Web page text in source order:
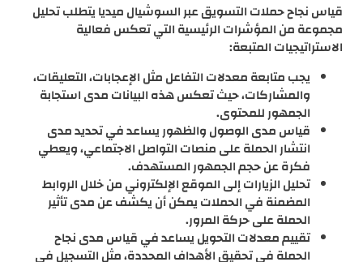
قياس نجاح حملات التسويق عبر السوشيال ميديا يتطلب تحليل
مجموعة من المؤشرات الرئيسية التي تعكس فعالية
الاستراتيجيات المتبعة:
يجب متابعة معدلات التفاعل مثل الإعجابات، التعليقات،
والمشاركات، حيث تعكس هذه البيانات مدى استجابة
الجمهور للمحتوى.
قياس مدى الوصول والظهور يساعد في تحديد مدى
انتشار الحملة على منصات التواصل الاجتماعي، ويعطي
فكرة عن حجم الجمهور المستهدف.
تحليل الزيارات إلى الموقع الإلكتروني من خلال الروابط
المضمنة في الحملات يمكن أن يكشف عن مدى تأثير
الحملة على حركة المرور.
تقييم معدلات التحويل يساعد في قياس مدى نجاح
الحملة في تحقيق الأهداف المحددة، مثل التسجيل في